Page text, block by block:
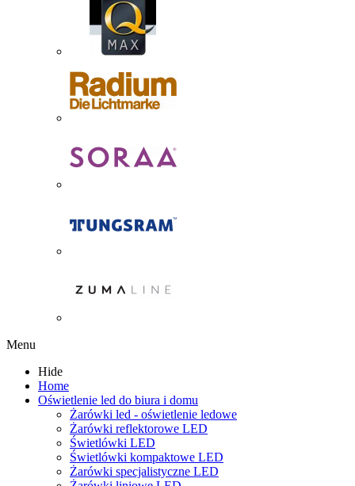
Menu
Hide
Home
Oświetlenie led do biura i domu
Żarówki led - oświetlenie ledowe
Żarówki reflektorowe LED
Świetlówki LED
Świetlówki kompaktowe LED
Żarówki specjalistyczne LED